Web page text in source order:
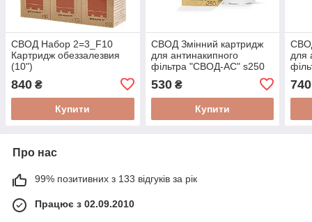
СВОД Набор 2=3_F10
Картридж обеззалезвия
(10")
840 ₴
Купити
СВОД Змінний картридж
для антинакипного
фільтра "СВОД-АС" s250
530₴
Купити
для
740
Про нас
99% позитивних з 133 відгуків за рік
Працює з 02.09.2010